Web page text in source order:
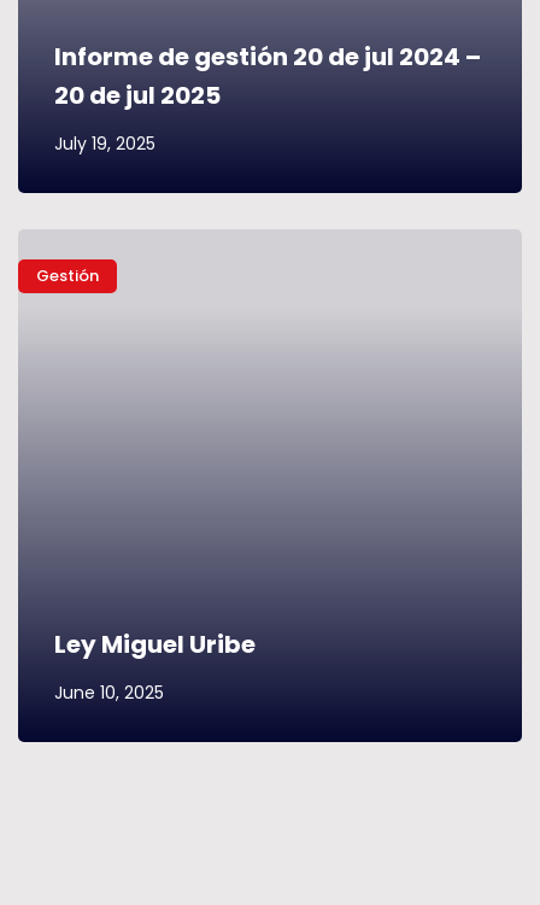
Informe de gestión 20 de jul 2024 –
20 de jul 2025
July 19, 2025
Gestión
Ley Miguel Uribe
June 10, 2025